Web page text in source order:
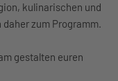
kulinarischen und
zum Programm.
gestalten euren